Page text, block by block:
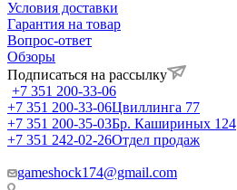
Условия доставки
Гарантия на товар
Вопрос-ответ
Обзоры
Подписаться на рассылку
+7 351 200-33-06
+7 351 200-33-06Цвиллинга 77
+7 351 200-35-03Бр. Кашириных 124
+7 351 242-02-26Отдел продаж
gameshock174@gmail.com